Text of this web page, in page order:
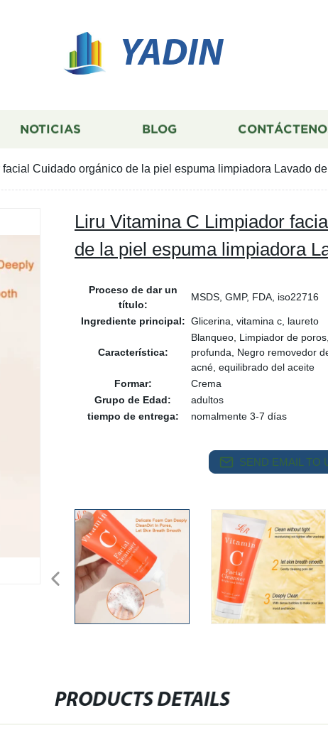
YADIN
NOTICIAS BLOG
Cuidado orgánico de la piel espuma limpiadora Lavado
Liru Vitamina C Limpiador
de la piel espuma limpiadora
Proceso de dar un
título:
MSDS, GMP, FDA, iso22716
Ingrediente principal: Glicerina, vitamina c, laureto
Característica:
Blanqueo, Limpiador de
profunda, Negro removedor
acné, equilibrado del aceite
Formar:
Crema
Grupo de Edad:
adultos
tiempo de entrega:
nomalmente 3-7 días
SEND EMAIL TO
PRODUCTS DETAILS